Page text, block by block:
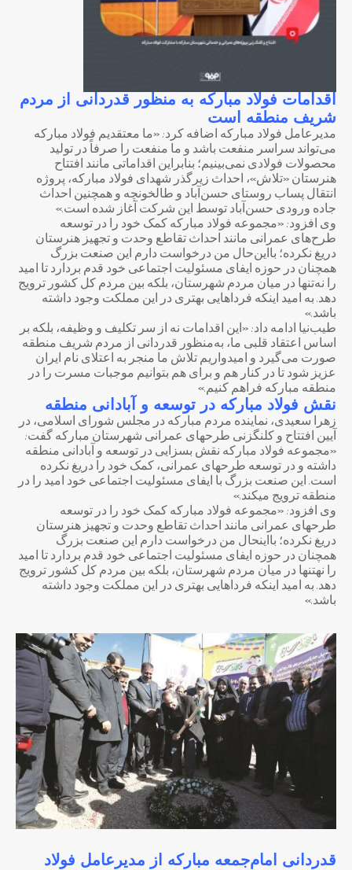
اقدامات فولاد مبارکه به منظور قدردانی از مردم
شریف منطقه است
مدیرعامل فولاد مبارکه اضافه کرد: «ما معتقدیم فولاد مبارکه
می‌تواند سراسر منفعت باشد و ما منفعت را صرفاً در تولید
محصولات فولادی نمی‌بینیم؛ بنابراین اقداماتی مانند افتتاح
هنرستان «تلاش»، احداث زیرگذر شهدای فولاد مبارکه، پروژه
انتقال پساب روستای حسن‌آباد و طالخونچه و همچنین احداث
جاده ورودی حسن‌آباد توسط این شرکت آغاز شده است.»
وی افزود: «مجموعه فولاد مبارکه کمک خود را در توسعه
طرح‌های عمرانی مانند احداث تقاطع وحدت و تجهیز هنرستان
دریغ نکرده؛ بااین‌حال من درخواست دارم این صنعت بزرگ
همچنان در حوزه ایفای مسئولیت اجتماعی خود قدم بردارد تا امید
را نه‌تنها در میان مردم شهرستان، بلکه بین مردم کل کشور ترویج
دهد. به امید اینکه فرداهایی بهتری در این مملکت وجود داشته
باشد.»
طیب‌نیا ادامه داد: «این اقدامات نه از سر تکلیف و وظیفه، بلکه بر
اساس اعتقاد قلبی ما، به‌منظور قدردانی از مردم شریف منطقه
صورت می‌گیرد و امیدواریم تلاش ما منجر به اعتلای نام ایران
عزیز شود تا در کنار هم و برای هم بتوانیم موجبات مسرت را در
منطقه مبارکه فراهم کنیم.»
نقش فولاد مبارکه در توسعه و آبادانی منطقه
زهرا سعیدی، نماینده مردم مبارکه در مجلس شورای اسلامی، در
آیین افتتاح و کلنگزنی طرحهای عمرانی شهرستان مبارکه گفت:
«مجموعه فولاد مبارکه نقش بسزایی در توسعه و آبادانی منطقه
داشته و در توسعه طرحهای عمرانی، کمک خود را دریغ نکرده
است. این صنعت بزرگ با ایفای مسئولیت اجتماعی خود امید را در
منطقه ترویج میکند.»
وی افزود: «مجموعه فولاد مبارکه کمک خود را در توسعه
طرحهای عمرانی مانند احداث تقاطع وحدت و تجهیز هنرستان
دریغ نکرده؛ بااینحال من درخواست دارم این صنعت بزرگ
همچنان در حوزه ایفای مسئولیت اجتماعی خود قدم بردارد تا امید
را نهتنها در میان مردم شهرستان، بلکه بین مردم کل کشور ترویج
دهد. به امید اینکه فرداهایی بهتری در این مملکت وجود داشته
باشد.»
قدردانی امام‌جمعه مبارکه از مدیرعامل فولاد